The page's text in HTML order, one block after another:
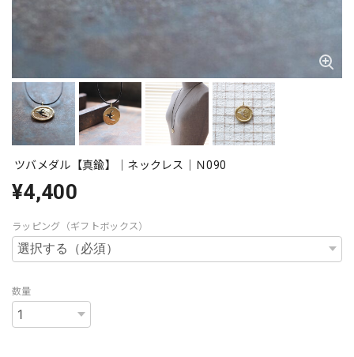
ツバメダル【真鍮】｜ネックレス｜Ｎ090
¥4,400
ラッピング（ギフトボックス）
数量